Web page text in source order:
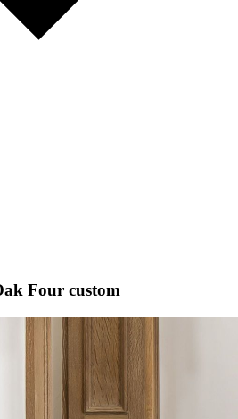
Four custom